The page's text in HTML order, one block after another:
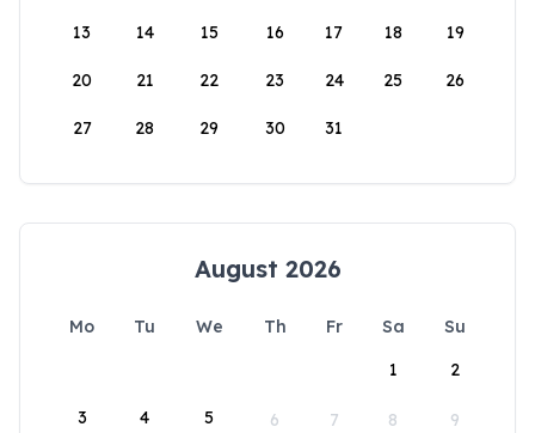
13 14 15 16 17 18 19
20 21 22 23 24 25 26
27 28 29 30 31
August 2026
Mo Tu We Th Fr Sa
Su
1
2
3 4 5 6 7 8 9